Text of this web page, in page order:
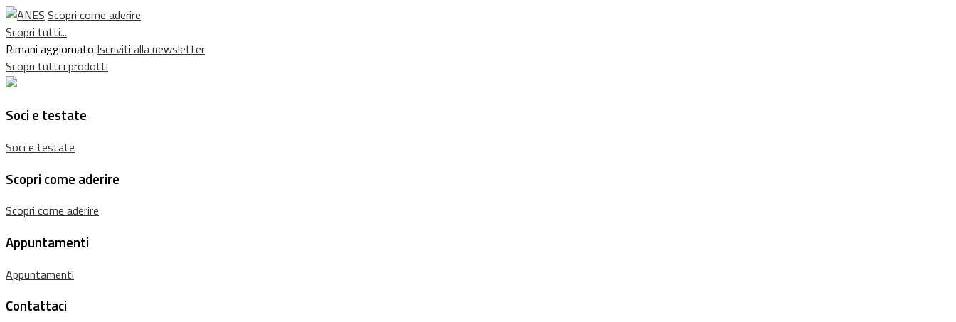
Scopri come aderire
Scopri tutti...
Rimani aggiornato Iscriviti alla newsletter
Scopri tutti i prodotti
Soci e testate
Soci e testate
Scopri come aderire
Scopri come aderire
Appuntamenti
Appuntamenti
Contattaci